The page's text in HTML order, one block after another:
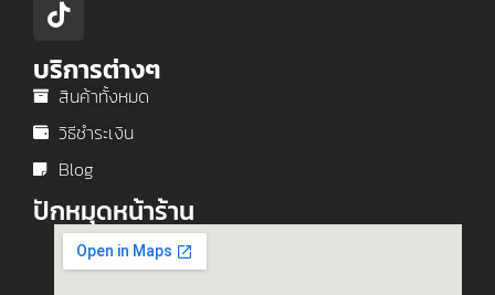
บริการต่างๆ
สินค้าทั้งหมด
วิธีชำระเงิน
Blog
ปักหมุดหน้าร้าน